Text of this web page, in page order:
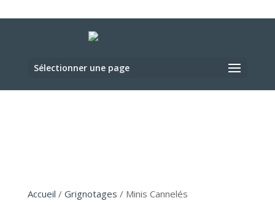
Sélectionner une page
Accueil / Grignotages / Minis Cannelés